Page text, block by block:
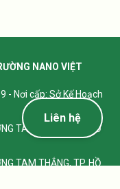
NANO VIỆT
- Nơi cấp: Sở Kế Hoạch
TAM THẮNG, TP. HỒ
TAM THẮNG, TP. HỒ
Liên hệ